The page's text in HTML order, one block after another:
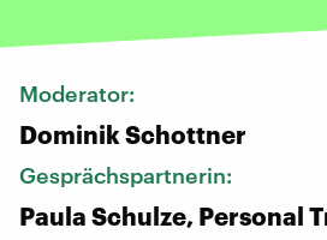
Moderator:
Dominik Schottner
Gesprächspartnerin:
Paula Schulze, Personal